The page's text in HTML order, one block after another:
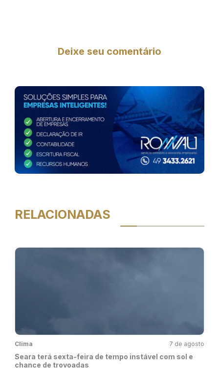
Deixe seu comentário
RELACIONADAS
Clima 7 de agosto
Seara terá sexta-feira de tempo instável com sol e
chance de trovoadas